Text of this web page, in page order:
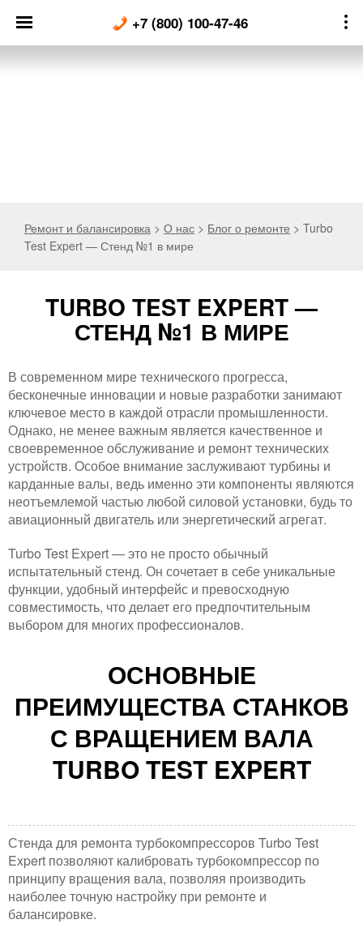
content
+7 (800) 100-47-46
Ремонт и балансировка > О нас > Блог о ремонте > Turbo
Test Expert — Стенд №1 в мире
TURBO TEST EXPERT —
СТЕНД №1 В МИРЕ
В современном мире технического прогресса,
бесконечные инновации и новые разработки занимают
ключевое место в каждой отрасли промышленности.
Однако, не менее важным является качественное и
своевременное обслуживание и ремонт технических
устройств. Особое внимание заслуживают турбины и
карданные валы, ведь именно эти компоненты являются
неотъемлемой частью любой силовой установки, будь то
авиационный двигатель или энергетический агрегат.
Turbo Test Expert — это не просто обычный
испытательный стенд. Он сочетает в себе уникальные
функции, удобный интерфейс и превосходную
совместимость, что делает его предпочтительным
выбором для многих профессионалов.
ОСНОВНЫЕ
ПРЕИМУЩЕСТВА СТАНКОВ
С ВРАЩЕНИЕМ ВАЛА
TURBO TEST EXPERT
Стенда для ремонта турбокомпрессоров Turbo Test
Expert позволяют калибровать турбокомпрессор по
принципу вращения вала, позволяя производить
наиболее точную настройку при ремонте и
балансировке.